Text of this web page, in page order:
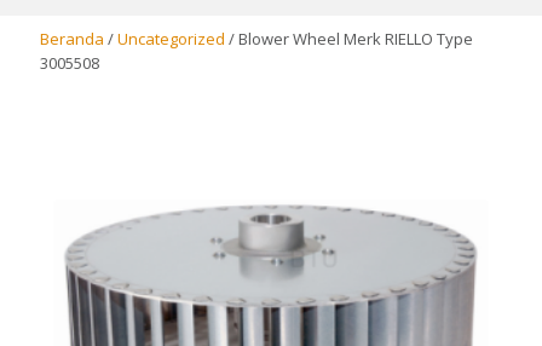
Beranda /Uncategorized / Blower Wheel Merk RIELLO Type
3005508